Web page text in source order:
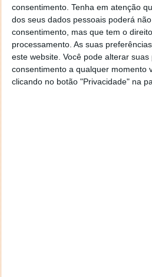
consentimento. Tenha em atenção
dos seus dados pessoais poderá
consentimento, mas que tem o
processamento. As suas
este website. Você pode alterar
consentimento a qualquer momento
clicando no botão "Privacidade" na
Os implantes de chips
de tecnologia que as
diariamente, desde os
desbloqueio de portas,
público, ou cartões
pagamento contactless.